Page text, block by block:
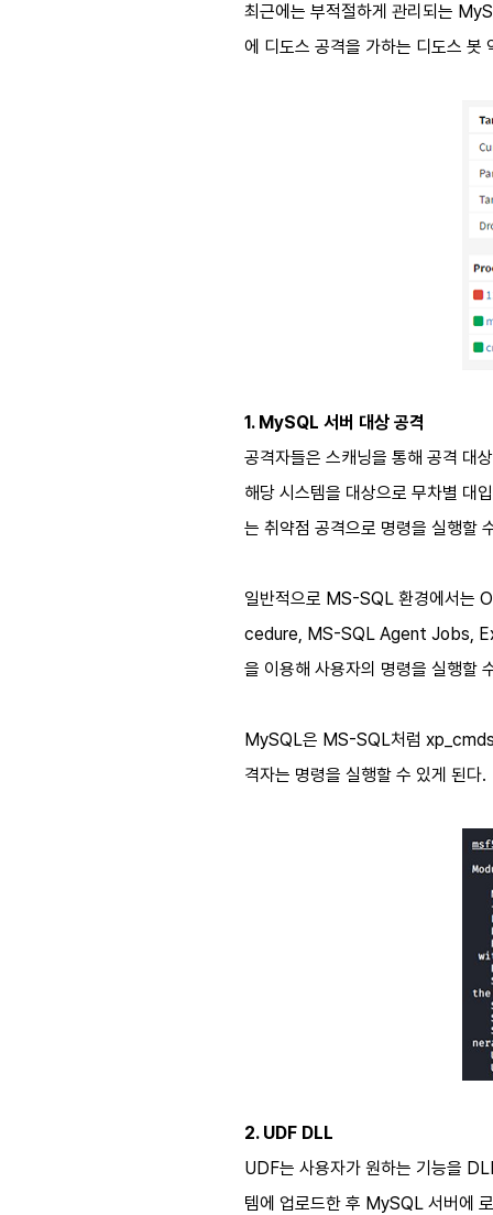
최근에는 부적절하게 관리되는
에 디도스 공격을 가하는 디도스 봇
1. MySQL 서버 대상 공격
공격자들은 스캐닝을 통해 공격 대
해당 시스템을 대상으로 무차별 대
는 취약점 공격으로 명령을 실행할
일반적으로 MS-SQL 환경에서는
cedure, MS-SQL Agent Jobs,
을 이용해 사용자의 명령을 실행할
MySQL은 MS-SQL처럼
격자는 명령을 실행할 수 있게 된다.
2. UDF DLL
UDF는 사용자가 원하는 기능을
템에 업로드한 후 MySQL 서버에